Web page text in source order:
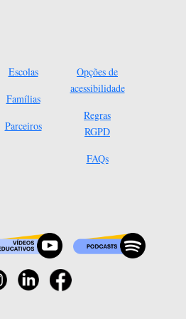
Escolas
Famílias
Parceiros
Opções de
acessibilidade
Regras
RGPD
FAQs